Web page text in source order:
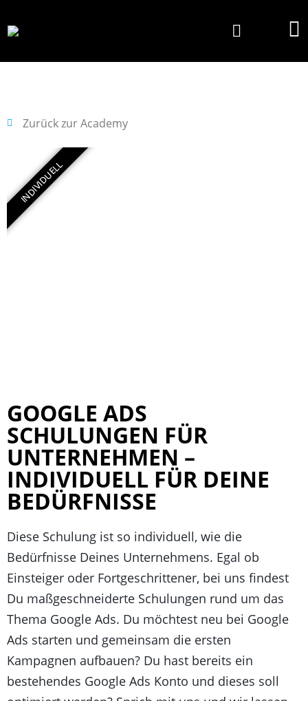
Zurück zur Academy
INDIVIDUELL
GOOGLE ADS
SCHULUNGEN FÜR
UNTERNEHMEN –
INDIVIDUELL FÜR DEINE
BEDÜRFNISSE
Diese Schulung ist so individuell, wie die
Bedürfnisse Deines Unternehmens. Egal ob
Einsteiger oder Fortgeschrittener, bei uns findest
Du maßgeschneiderte Schulungen rund um das
Thema Google Ads. Du möchtest neu bei Google
Ads starten und gemeinsam die ersten
Kampagnen aufbauen? Du hast bereits ein
bestehendes Google Ads Konto und dieses soll